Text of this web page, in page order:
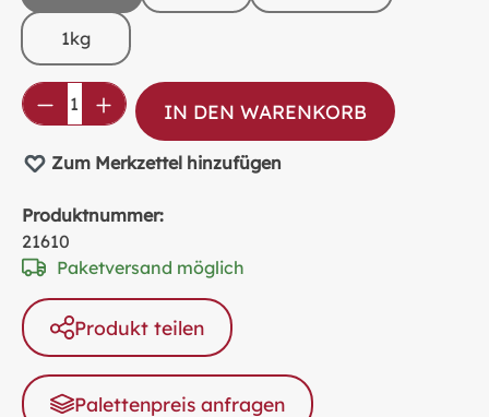
1kg
Produkt Anzahl: Gib den gewünschten
IN DEN WARENKORB
Zum Merkzettel hinzufügen
Produktnummer:
21610
Paketversand möglich
Produkt teilen
Palettenpreis anfragen